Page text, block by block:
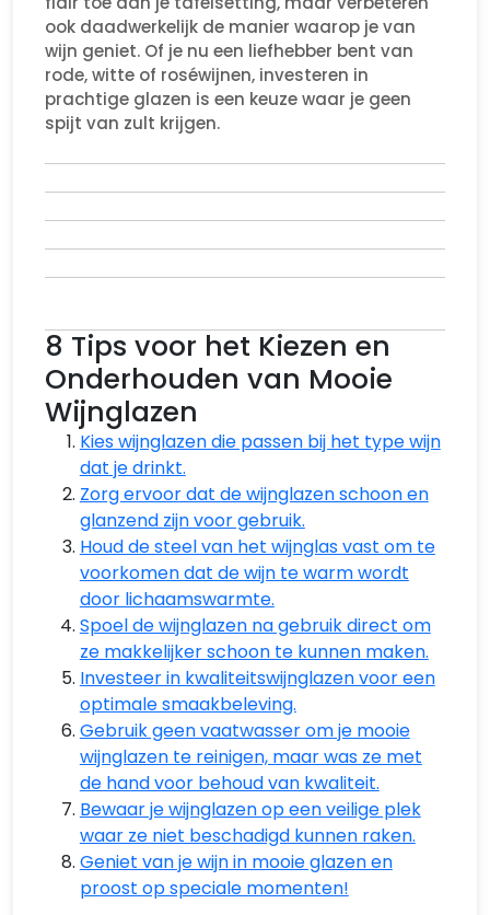
ook daadwerkelijk de manier waarop je van
wijn geniet. Of je nu een liefhebber bent van
rode, witte of roséwijnen, investeren in
prachtige glazen is een keuze waar je geen
spijt van zult krijgen.
8 Tips voor het Kiezen en
Onderhouden van Mooie
Wijnglazen
Kies wijnglazen die passen bij het type wijn
dat je drinkt.
Zorg ervoor dat de wijnglazen schoon en
glanzend zijn voor gebruik.
Houd de steel van het wijnglas vast om te
voorkomen dat de wijn te warm wordt
door lichaamswarmte.
Spoel de wijnglazen na gebruik direct om
ze makkelijker schoon te kunnen maken.
Investeer in kwaliteitswijnglazen voor een
optimale smaakbeleving.
Gebruik geen vaatwasser om je mooie
wijnglazen te reinigen, maar was ze met
de hand voor behoud van kwaliteit.
Bewaar je wijnglazen op een veilige plek
waar ze niet beschadigd kunnen raken.
Geniet van je wijn in mooie glazen en
proost op speciale momenten!